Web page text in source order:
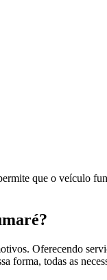
que o veículo
Oferecendo
todas as